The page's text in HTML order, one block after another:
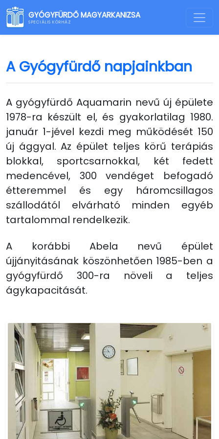
GYÓGYFÜRDŐ MAGYARKANIZSA
SPECIÁLIS KÓRHÁZ
A Gyógyfürdő napjainkban
A gyógyfürdő Aquamarin nevű új épülete
1978-ra készült el, és gyakorlatilag 1980.
január 1-jével kezdi meg működését 150
új ággyal. Az épület teljes körű terápiás
blokkal, sportcsarnokkal, két fedett
medencével, 300 vendéget befogadó
étteremmel és egy háromcsillagos
szállodától elvárható minden egyéb
tartalommal rendelkezik.
A korábbi Abela nevű épület
újjányitásának köszönhetően 1985-ben a
gyógyfürdő 300-ra növeli a teljes
ágykapacitását.